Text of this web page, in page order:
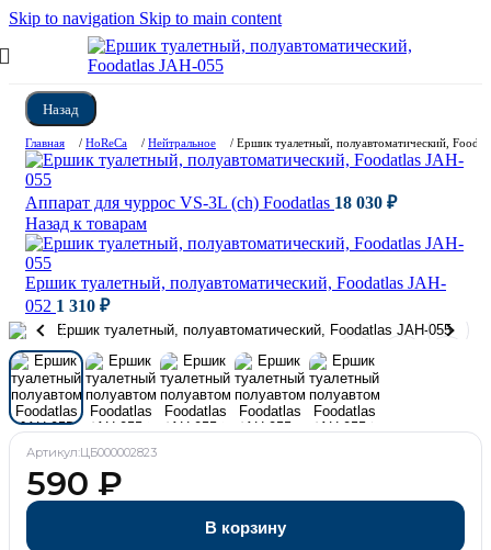
Skip to navigation Skip to main content
Назад
Главная / HoReCa / Нейтральное / Ершик туалетный, полуавтоматический,
Аппарат для чуррос VS-3L (ch) Foodatlas 18 030 ₽
Назад к товарам
Ершик туалетный, полуавтоматический, Foodatlas JAH-
052 1 310 ₽
Артикул:ЦБ000002823
590 ₽
В корзину